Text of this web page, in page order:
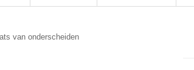
van onderscheiden